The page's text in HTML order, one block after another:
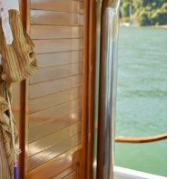
44cm.
46cm.
48cm.
50cm.
52cm.
54cm.